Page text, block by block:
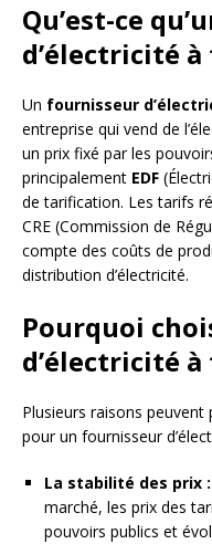
Qu’est-ce
d’électricité
Un fournisseur
entreprise qui vend de
un prix fixé par les
principalement EDF
de tarification. Les tarifs
CRE (Commission de
compte des coûts de
distribution d’électricité.
Pourquoi
d’électricité
Plusieurs raisons
pour un fournisseur
La stabilité des prix :
marché, les prix des
pouvoirs publics et